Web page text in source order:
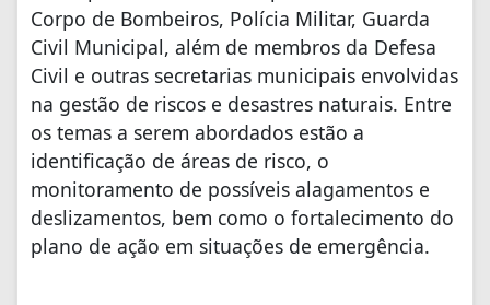
Corpo de Bombeiros, Polícia Militar, Guarda
Civil Municipal, além de membros da Defesa
Civil e outras secretarias municipais envolvidas
na gestão de riscos e desastres naturais. Entre
os temas a serem abordados estão a
identificação de áreas de risco, o
monitoramento de possíveis alagamentos e
deslizamentos, bem como o fortalecimento do
plano de ação em situações de emergência.